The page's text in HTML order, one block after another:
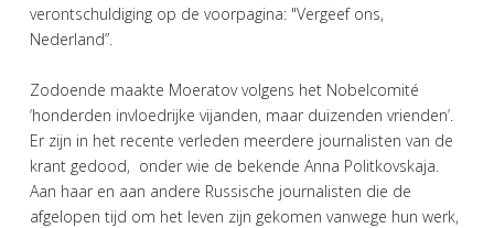
verontschuldiging op de voorpagina: "Vergeef ons,
Nederland”.
Zodoende maakte Moeratov volgens het Nobelcomité
‘honderden invloedrijke vijanden, maar duizenden vrienden’.
Er zijn in het recente verleden meerdere journalisten van de
krant gedood, onder wie de bekende Anna Politkovskaja.
Aan haar en aan andere Russische journalisten die de
afgelopen tijd om het leven zijn gekomen vanwege hun werk,